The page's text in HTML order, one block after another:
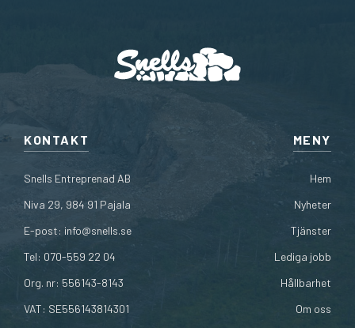
KONTAKT
Snells Entreprenad AB
Niva 29, 984 91 Pajala
E-post: info@snells.se
Tel: 070-559 22 04
Org. nr: 556143-8143
VAT: SE556143814301
MENY
Hem
Nyheter
Tjänster
Lediga jobb
Hållbarhet
Om oss